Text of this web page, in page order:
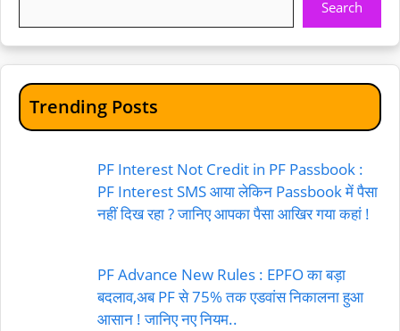
Search
Trending Posts
PF Interest Not Credit in PF Passbook :
PF Interest SMS आया लेकिन Passbook में पैसा
नहीं दिख रहा ? जानिए आपका पैसा आखिर गया कहां !
PF Advance New Rules : EPFO का बड़ा
बदलाव,अब PF से 75% तक एडवांस निकालना हुआ
आसान ! जानिए नए नियम..